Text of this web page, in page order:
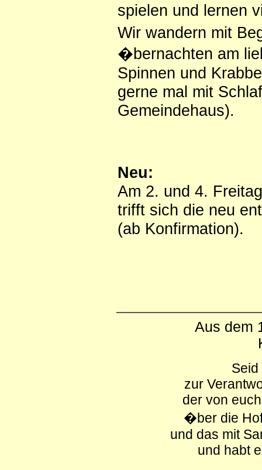
spielen und lernen
Wir wandern mit
�bernachten am
Spinnen und
gerne mal mit
Gemeindehaus).
Neu:
Am 2. und 4.
trifft sich die neu
(ab Konfirmation).
Aus dem
zur
der von
�ber die
und das mit
und habt